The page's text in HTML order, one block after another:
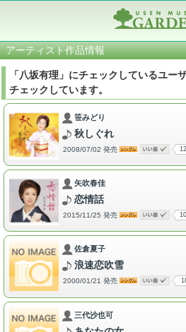
アーティスト作品情報
「八坂有理」にチェックしているユー
チェックしています。
笹みどり
秋しぐれ
2008/07/02 発売
矢吹春佳
恋情話
2015/11/25 発売
佐倉夏子
浪速恋吹雪
2000/01/21 発売
三代沙也可